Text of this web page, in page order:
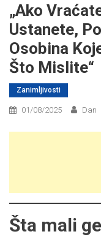
„Ako
Ustanete,
Osobina
Što Mislite“
Zanimljivosti
01/08/2025 Dan
Šta mali